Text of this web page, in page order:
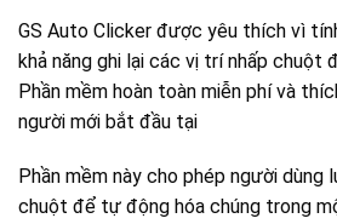
GS Auto Clicker được yêu thích vì
khả năng ghi lại các vị trí nhấp chuột
Phần mềm hoàn toàn miễn phí và
người mới bắt đầu tại
Phần mềm này cho phép người dùng
chuột để tự động hóa chúng trong